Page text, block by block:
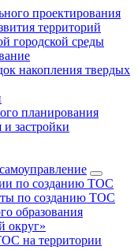
проектирования
территорий
городской среды
накопления твердых
планирования
застройки
по созданию ТОС
по созданию ТОС
образования
округ»
на территории